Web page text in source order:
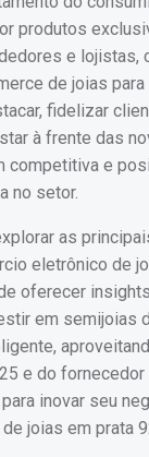
produtos
e lojistas,
de joias
fidelizar
à frente das
competitiva e
no setor.
as
eletrônico de
oferecer
em semijoias
e do fornecedor
inovar seu
joias em prata